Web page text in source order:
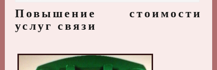
Повышение стоимости
услуг связи